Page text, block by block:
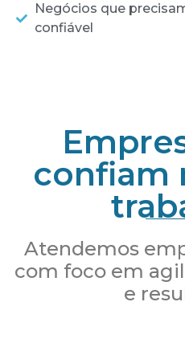
Negócios que
confiável
confiam
Atendemos
com foco em
e